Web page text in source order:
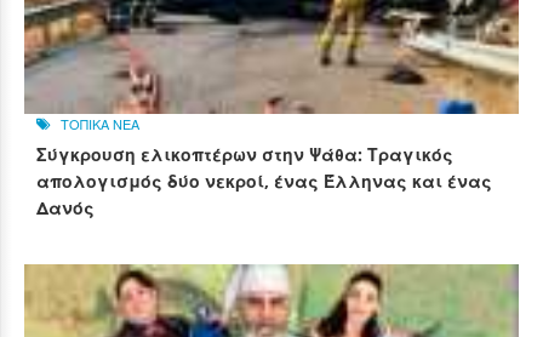
ΤΟΠΙΚΑ ΝΕΑ
Σύγκρουση ελικοπτέρων στην Ψάθα: Τραγικός
απολογισμός δύο νεκροί, ένας Έλληνας και ένας
Δανός